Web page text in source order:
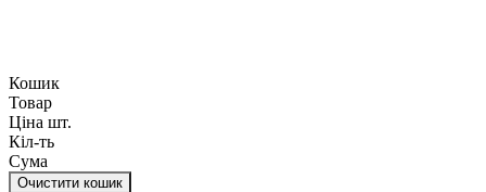
Кошик
Товар
Ціна шт.
Кіл-ть
Сума
Очистити кошик